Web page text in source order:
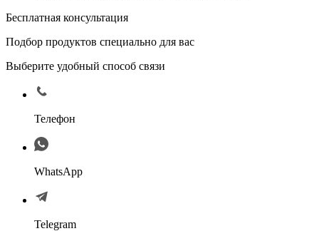
Бесплатная консультация
Подбор продуктов специально для вас
Выберите удобный способ связи
Телефон
WhatsApp
Telegram